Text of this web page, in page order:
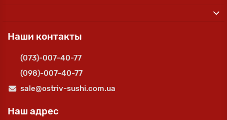
Наши контакты
(073)-007-40-77
(098)-007-40-77
sale@ostriv-sushi.com.ua
Наш адрес